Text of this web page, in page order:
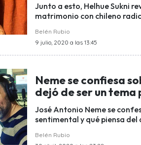
Junto a esto, Helhue Sukni
matrimonio con chileno
Belén Rubio
9 julio, 2020 a las 13:45
Neme se confiesa
dejó de ser un tema
José Antonio Neme se
sentimental y qué piensa del
Belén Rubio